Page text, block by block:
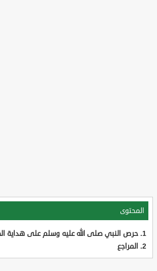
المحتوى
حرص النبي صلى الله عليه وسلم على هداية
المراجع